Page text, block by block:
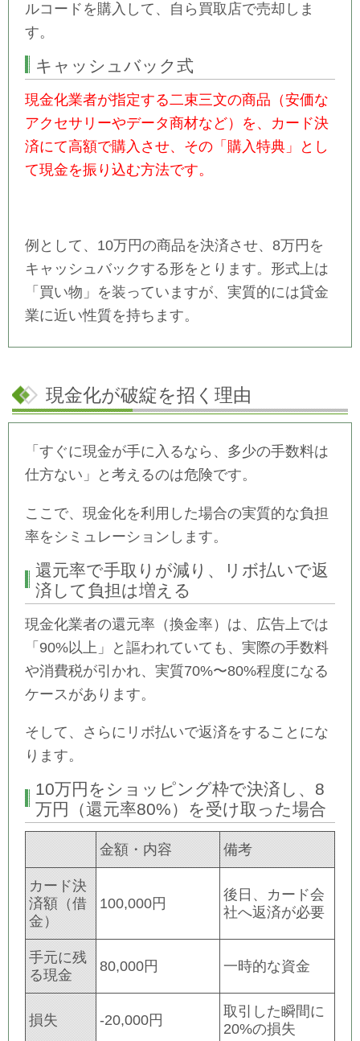
ルコードを購入して、自ら買取店で売却しま
す。
キャッシュバック式
現金化業者が指定する二束三文の商品（安価な
アクセサリーやデータ商材など）を、カード決
済にて高額で購入させ、その「購入特典」とし
て現金を振り込む方法です。
例として、10万円の商品を決済させ、8万円を
キャッシュバックする形をとります。形式上は
「買い物」を装っていますが、実質的には貸金
業に近い性質を持ちます。
現金化が破綻を招く理由
「すぐに現金が手に入るなら、多少の手数料は
仕方ない」と考えるのは危険です。
ここで、現金化を利用した場合の実質的な負担
率をシミュレーションします。
還元率で手取りが減り、リボ払いで返
済して負担は増える
現金化業者の還元率（換金率）は、広告上では
「90%以上」と謳われていても、実際の手数料
や消費税が引かれ、実質70%〜80%程度になる
ケースがあります。
そして、さらにリボ払いで返済をすることにな
ります。
10万円をショッピング枠で決済し、8
万円（還元率80%）を受け取った場合
金額・内容 備考
カード決
済額（借
金）
100,000円
後日、カード会
社へ返済が必要
手元に残
る現金
80,000円 一時的な資金
損失 -20,000円
取引した瞬間に
20%の損失